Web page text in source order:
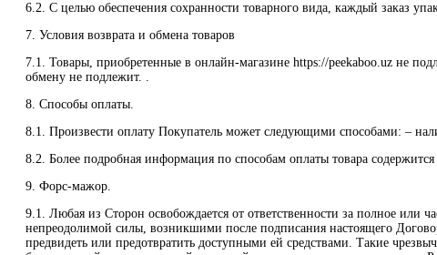
6.2. С целью обеспечения сохранности товарного вида, каждый заказ
7. Условия возврата и обмена товаров
7.1. Товары, приобретенные в онлайн-магазине https://peekaboo.uz не
обмену не подлежит. .
8. Способы оплаты.
8.1. Произвести оплату Покупатель может следующими способами: –
8.2. Более подробная информация по способам оплаты товара
9. Форс-мажор.
9.1. Любая из Сторон освобождается от ответственности за полное или
непреодолимой силы, возникшими после подписания настоящего
предвидеть или предотвратить доступными ей средствами. Такие